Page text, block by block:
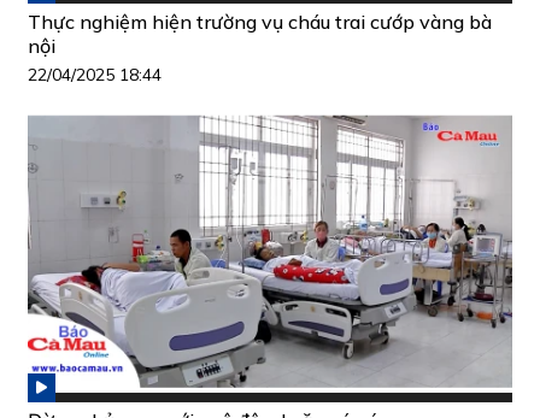
Thực nghiệm hiện trường vụ cháu trai cướp vàng bà
nội
22/04/2025 18:44